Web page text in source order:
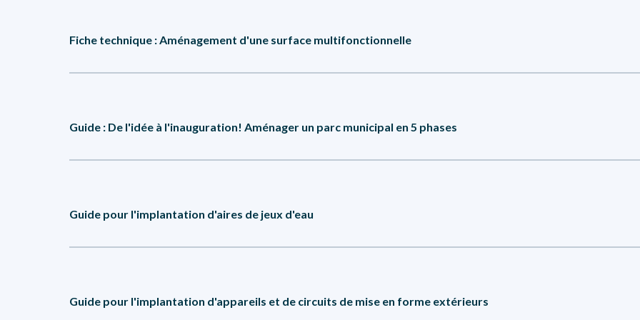
Fiche technique : Aménagement d'une surface multifonctionnelle
son plein potentiel, le CSLE vous propose cette fiche technique qui vous permettra de comparer les différentes
Guide : De l'idée à l'inauguration! Aménager un parc municipal en 5 phases
réflexion phase par phase. Cela leur permettra de cheminer de la planification jusqu’à la réalisation d’un projet
Guide pour l'implantation d'aires de jeux d'eau
d’installations aquatiques, sur les recommandations en matière d’aménagement, sur les différentes options
Guide pour l'implantation d'appareils et de circuits de mise en forme extérieurs